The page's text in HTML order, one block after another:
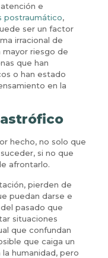
e
postraumático,
ser un factor
irracional de
riesgo de
que han
o han estado
en la
hecho, no solo que
si no que
afrontarlo.
pierden de
puedan darse e
pasado que
situaciones
que confundan
que caiga un
humanidad, pero